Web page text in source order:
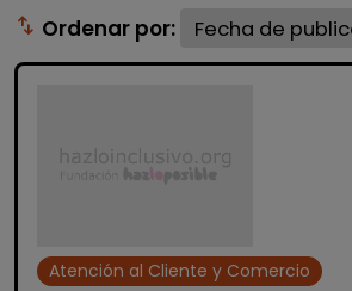
swap_vert Ordenar por:
Atención al Cliente y Comercio